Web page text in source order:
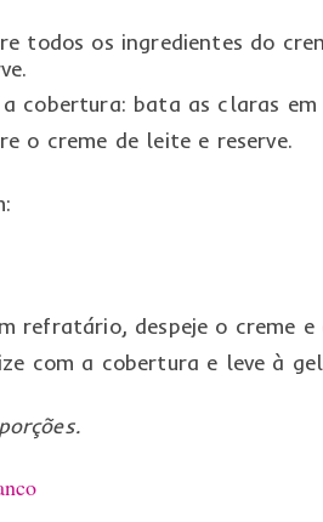
todos os ingredientes do
a cobertura: bata as claras
o creme de leite e reserve.
refratário, despeje o creme
com a cobertura e leve à